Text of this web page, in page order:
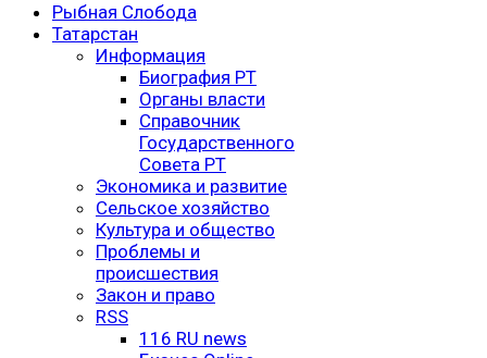
Рыбная Слобода
Татарстан
Информация
Биография РТ
Органы власти
Справочник
Государственного
Совета РТ
Экономика и развитие
Сельское хозяйство
Культура и общество
Проблемы и
происшествия
Закон и право
RSS
116 RU news